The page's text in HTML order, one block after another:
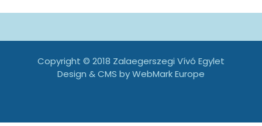
Copyright © 2018 Zalaegerszegi Vívó Egylet
Design & CMS byWebMark Europe